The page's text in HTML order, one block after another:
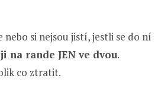
si nejsou jistí, jestli se do ní
na rande JEN ve dvou.
co ztratit.